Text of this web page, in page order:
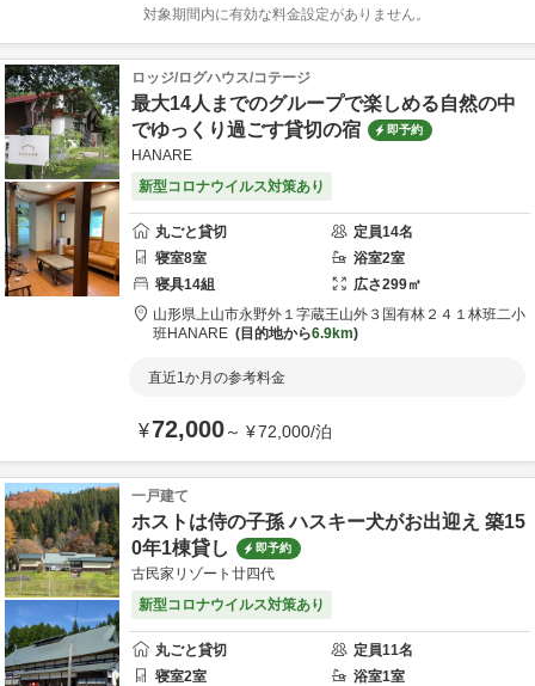
対象期間内に有効な料金設定がありません。
ロッジ/ログハウス/コテージ
最大14人までのグループで楽しめる自然の中
でゆっくり過ごす貸切の宿
即予約
HANARE
新型コロナウイルス対策あり
丸ごと貸切 定員14名
寝室8室 浴室2室
寝具14組 広さ299㎡
山形県上山市永野外１字蔵王山外３国有林２４１林班二小
班HANARE 目的地から6.9km
直近1か月の参考料金
¥72,000～ ¥72,000/泊
一戸建て
ホストは侍の子孫 ハスキー犬がお出迎え 築15
0年1棟貸し
即予約
古民家リゾート廿四代
新型コロナウイルス対策あり
丸ごと貸切 定員11名
寝室2室 浴室1室